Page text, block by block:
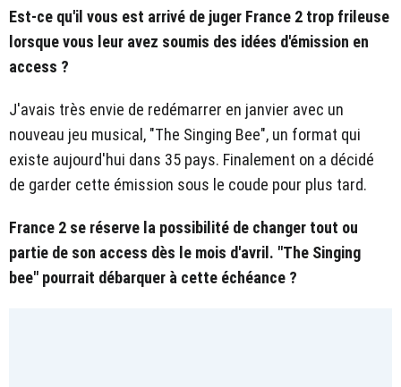
Est-ce qu'il vous est arrivé de juger France 2 trop frileuse
lorsque vous leur avez soumis des idées d'émission en
access ?
J'avais très envie de redémarrer en janvier avec un
nouveau jeu musical, "The Singing Bee", un format qui
existe aujourd'hui dans 35 pays. Finalement on a décidé
de garder cette émission sous le coude pour plus tard.
France 2 se réserve la possibilité de changer tout ou
partie de son access dès le mois d'avril. "The Singing
bee" pourrait débarquer à cette échéance ?